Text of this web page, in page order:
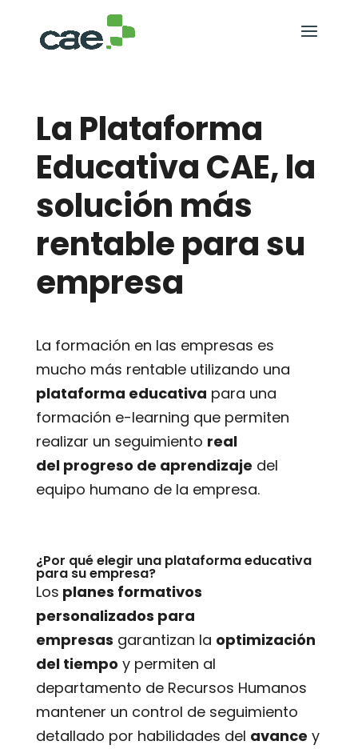
La Plataforma
Educativa CAE, la
solución más
rentable para su
empresa
La formación en las empresas es
mucho más rentable utilizando una
plataforma educativa para una
formación e-learning que permiten
realizar un seguimiento real
del progreso de aprendizaje del
equipo humano de la empresa.
¿Por qué elegir una plataforma educativa
para su empresa?
Los planes formativos
personalizados para
empresas garantizan la optimización
del tiempo y permiten al
departamento de Recursos Humanos
mantener un control de seguimiento
detallado por habilidades del avance y